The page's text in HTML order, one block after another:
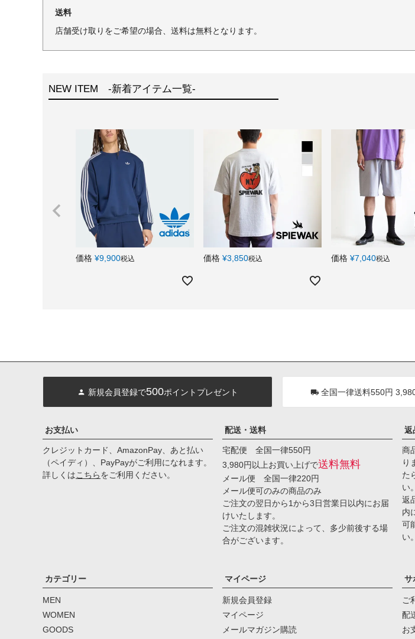
送料
店舗受け取りをご希望の場合、送料は無料となります。
NEW ITEM -新着アイテム一覧-
価格 ¥9,900税込 価格 ¥3,850税込 価格 ¥7,040税込
新規会員登録で500ポイントプレゼント 全国一律送料550円
お支払い
クレジットカード、AmazonPay、あと払い
（ペイディ）、PayPayがご利用になれます。
詳しくはこちらをご利用ください。
配送・送料
宅配便 全国一律550円
3,980円以上お買い上げで送料無料
メール便 全国一律220円
メール便可のみの商品のみ
ご注文の翌日から1から3日営業日以内にお届
けいたします。
ご注文の混雑状況によって、多少前後する場
合がございます。
返
商
り
た
い。
返
内
可
い。
カテゴリー
MEN
WOMEN
GOODS
マイページ
新規会員登録
マイページ
メールマガジン購読
サ
ご
配
お